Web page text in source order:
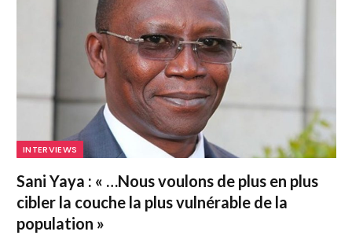
INTERVIEWS
Sani Yaya : « …Nous voulons de plus en plus
cibler la couche la plus vulnérable de la
population »